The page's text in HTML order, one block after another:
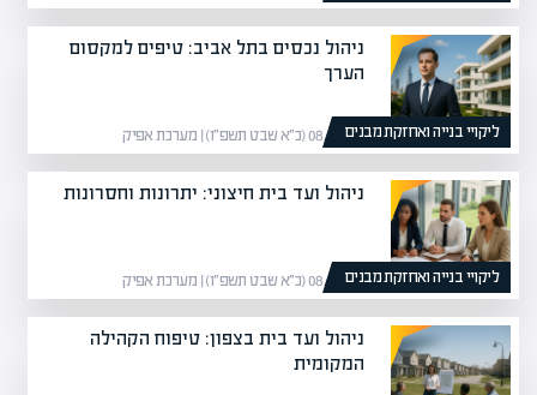
ליקויי בנייה ואחזקת מבנים
ניהול נכסים בתל אביב: טיפים למקסום
הערך
08/02/26 (כ״א שבט תשפ״ו) | מערכת אפיק
ליקויי בנייה ואחזקת מבנים
ניהול ועד בית חיצוני: יתרונות וחסרונות
08/02/26 (כ״א שבט תשפ״ו) | מערכת אפיק
ניהול ועד בית בצפון: טיפוח הקהילה
המקומית